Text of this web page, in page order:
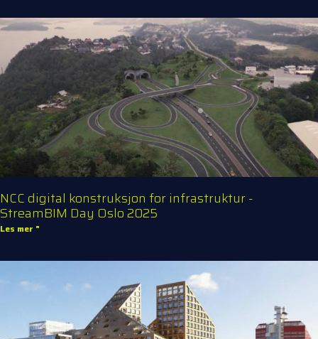
NCC digital konstruksjon for infrastruktur -
StreamBIM Day Oslo 2025
Les mer "